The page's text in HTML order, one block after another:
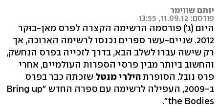
יותם שווימר
פורסם: 11.09.12, 13:55
היום (ג') פורסמה הרשימה הקצרה לפרס מאן-בּוּקר
2012. שניים-עשר ספרים נכנסו לרשימה הארוכה, אך
רק שישה עברו לשלב הבא, בדרך לזכייה בפרס הנחשק,
והחשוב ביותר מבין פרסי הספרות העולמיים, אחרי
פרס נובל. הסופרתהילרי מנטל שזכתה כבר בפרס
ב-2009, העפילה לרשימה עם ספרה החדש "Bring up
the Bodies".